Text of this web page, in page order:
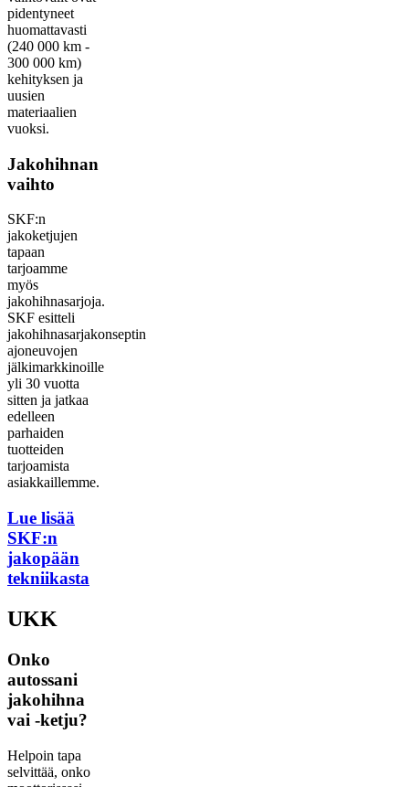
pidentyneet
huomattavasti
(240 000 km -
300 000 km)
kehityksen ja
uusien
materiaalien
vuoksi.
Jakohihnan
vaihto
SKF:n
jakoketjujen
tapaan
tarjoamme
myös
jakohihnasarjoja.
SKF esitteli
jakohihnasarjakonseptin
ajoneuvojen
jälkimarkkinoille
yli 30 vuotta
sitten ja jatkaa
edelleen
parhaiden
tuotteiden
tarjoamista
asiakkaillemme.
Lue lisää
SKF:n
jakopään
tekniikasta
UKK
Onko
autossani
jakohihna
vai -ketju?
Helpoin tapa
selvittää, onko